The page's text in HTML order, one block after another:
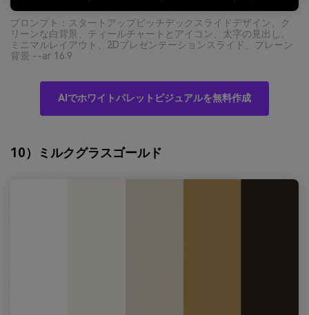
プロンプト：スタートアップピッチデックスライドデザイン、ク
リーンな白背景、ティールチャートとアイコン、太字の見出し、
ミニマルレイアウト、2Dプレゼンテーションスライド、プレーン
背景 --ar 16:9
AIでホワイトパレットビジュアルを無料作成
10）ミルクグラスゴールド